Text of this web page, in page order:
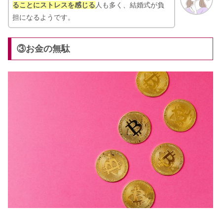
ることにストレスを感じる 人も多く、結婚式が負
担になるようです。
③お金の無駄